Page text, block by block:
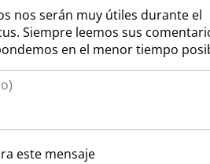
nos serán muy útiles durante el
Siempre leemos sus
en el menor tiempo
este mensaje